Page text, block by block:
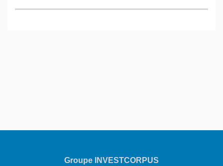
Groupe INVESTCORPUS